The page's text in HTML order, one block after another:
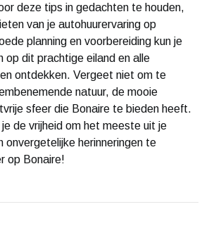
deze tips in gedachten te houden,
van je autohuurervaring op
planning en voorbereiding kun je
op dit prachtige eiland en alle
ontdekken. Vergeet niet om te
natuur, de mooie
sfeer die Bonaire te bieden heeft.
de vrijheid om het meeste uit je
onvergetelijke herinneringen te
op Bonaire!